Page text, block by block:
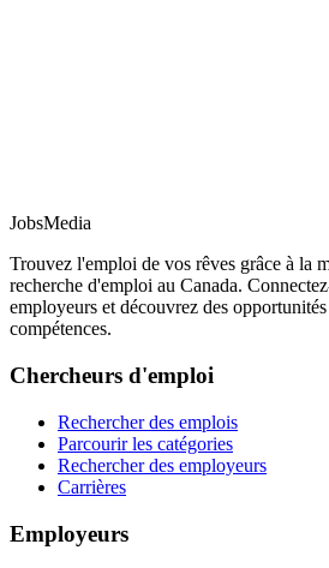
JobsMedia
Trouvez l'emploi de vos rêves grâce à la
recherche d'emploi au Canada.
employeurs et découvrez des
compétences.
Chercheurs d'emploi
Rechercher des emplois
Parcourir les catégories
Rechercher des employeurs
Carrières
Employeurs